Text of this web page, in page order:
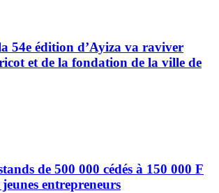
54e édition d’Ayiza va raviver
et de la fondation de la ville de
de 500 000 cédés à 150 000 F
entrepreneurs